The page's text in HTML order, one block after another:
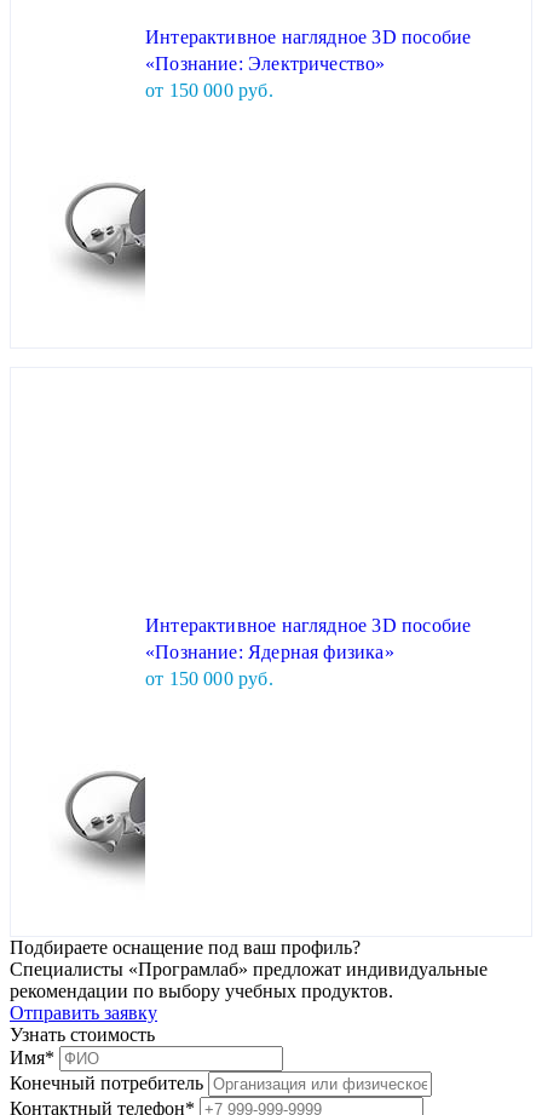
Интерактивное наглядное 3D пособие
«Познание: Электричество»
от 150 000 руб.
Интерактивное наглядное 3D пособие
«Познание: Ядерная физика»
от 150 000 руб.
Подбираете оснащение под ваш профиль?
Специалисты «Програмлаб» предложат индивидуальные
рекомендации по выбору учебных продуктов.
Отправить заявку
Узнать стоимость
Имя*
Конечный потребитель
Контактный телефон*